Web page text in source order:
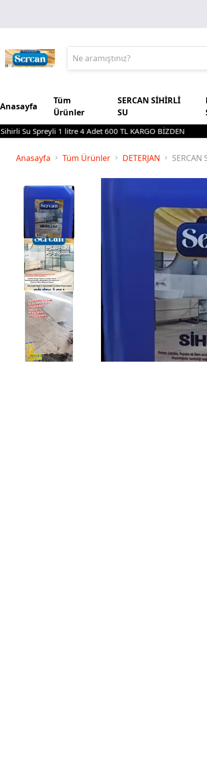
Anasayfa
Tüm
Ürünler
SERCAN SİHİRLİ
SU
Spreyli 1 litre 4 Adet 600 TL KARGO BİZDEN 5
Anasayfa Tüm Ürünler DETERJAN SERCAN